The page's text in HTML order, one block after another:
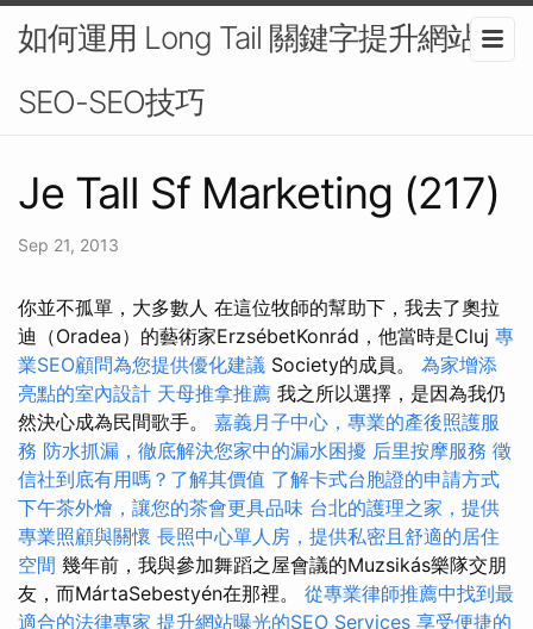
如何運用 Long Tail 關鍵字提升網站
SEO-SEO技巧
Je Tall Sf Marketing (217)
Sep 21, 2013
你並不孤單，大多數人 在這位牧師的幫助下，我去了奧拉
迪（Oradea）的藝術家ErzsébetKonrád，他當時是Cluj 專
業SEO顧問為您提供優化建議 Society的成員。 為家增添
亮點的室內設計 天母推拿推薦 我之所以選擇，是因為我仍
然決心成為民間歌手。 嘉義月子中心，專業的產後照護服
務 防水抓漏，徹底解決您家中的漏水困擾 后里按摩服務 徵
信社到底有用嗎？了解其價值 了解卡式台胞證的申請方式
下午茶外燴，讓您的茶會更具品味 台北的護理之家，提供
專業照顧與關懷 長照中心單人房，提供私密且舒適的居住
空間 幾年前，我與參加舞蹈之屋會議的Muzsikás樂隊交朋
友，而MártaSebestyén在那裡。 從專業律師推薦中找到最
適合的法律專家 提升網站曝光的SEO Services 享受便捷的